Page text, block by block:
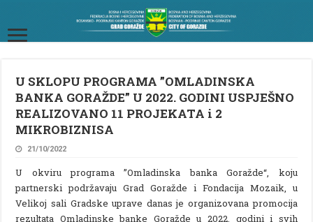
U SKLOPU PROGRAMA ”OMLADINSKA
BANKA GORAŽDE” U 2022. GODINI USPJEŠNO
REALIZOVANO 11 PROJEKATA i 2
MIKROBIZNISA
21/10/2022
U okviru programa ”Omladinska banka Goražde“, koju
partnerski podržavaju Grad Goražde i Fondacija Mozaik, u
Velikoj sali Gradske uprave danas je organizovana promocija
rezultata Omladinske banke Goražde u 2022. godini i svih